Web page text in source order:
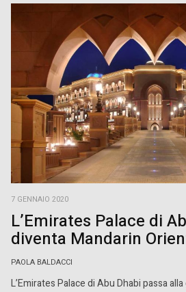
7 GENNAIO 2020
L’Emirates Palace di
diventa Mandarin
PAOLA BALDACCI
L’Emirates Palace di Abu Dhabi passa